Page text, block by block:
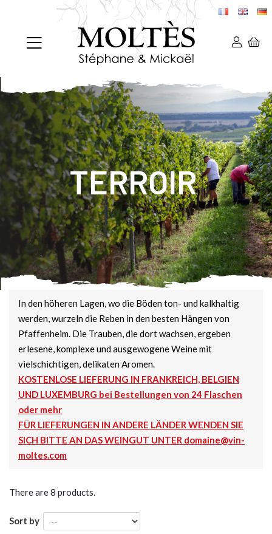
TERROIR
In den höheren Lagen, wo die Böden ton- und kalkhaltig
werden, wurzeln die Reben in den besten Hängen von
Pfaffenheim. Die Trauben, die dort wachsen, ergeben
erlesene, komplexe und ausgewogene Weine mit
vielschichtigen, delikaten Aromen.
KOSTENLOSE LIEFERUNG IN FRANKREICH, BELGIEN
UND LUXEMBURG bei Bestellungen von 24 Flaschen
oder mehr
FÜR LIEFERUNGEN IN ANDERE LÄNDER WENDEN SIE
SICH BITTE AN DAS WEINGUT UNTER domaine@vin-
moltes.com
There are 8 products.
Sort by